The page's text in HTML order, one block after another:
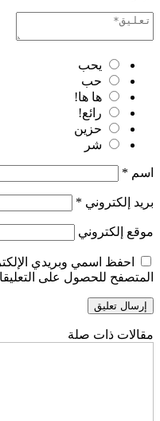
يحب
حب
ها ها!
رائع!
حزين
شر
اسم *
بريد إلكتروني *
موقع إلكتروني
احفظ اسمي وبريدي
المتصفح للحصول على
مقالات ذات صلة